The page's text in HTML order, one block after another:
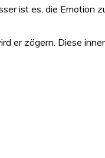
ist es, die Emotion
er zögern. Diese